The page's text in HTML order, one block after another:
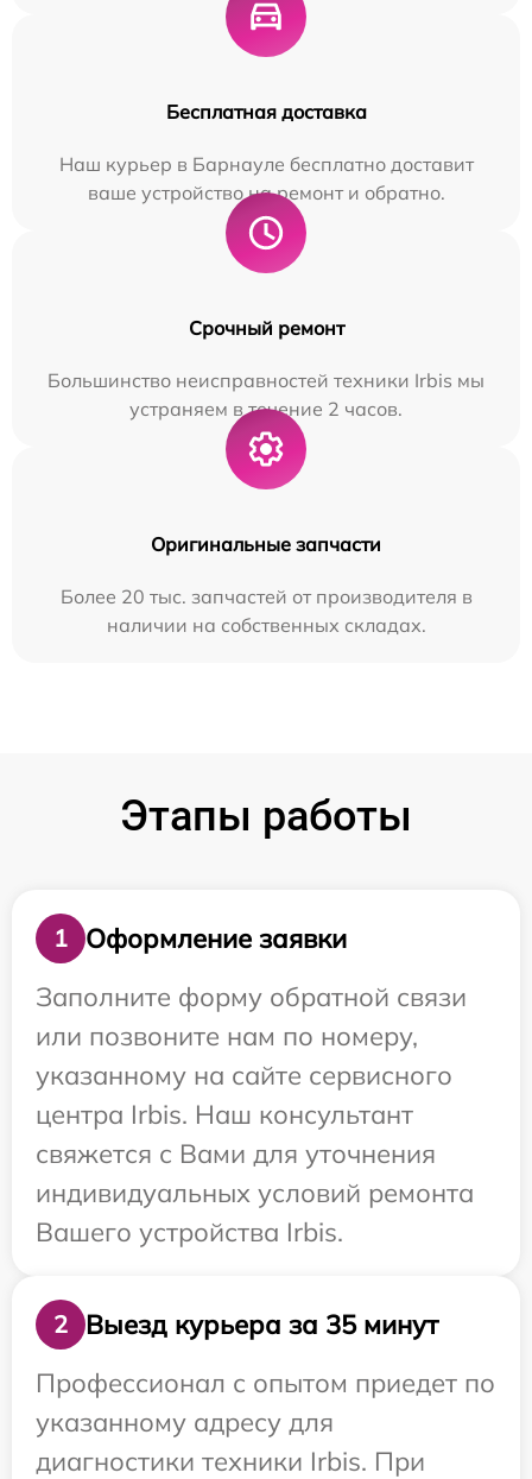
Бесплатная доставка
Наш курьер в Барнауле бесплатно доставит
ваше устройство на ремонт и обратно.
Срочный ремонт
Большинство неисправностей техники Irbis мы
устраняем в течение 2 часов.
Оригинальные запчасти
Более 20 тыс. запчастей от производителя в
наличии на собственных складах.
Этапы работы
1
Оформление заявки
Заполните форму обратной связи
или позвоните нам по номеру,
указанному на сайте сервисного
центра Irbis. Наш консультант
свяжется с Вами для уточнения
индивидуальных условий ремонта
Вашего устройства Irbis.
2
Выезд курьера за 35 минут
Профессионал с опытом приедет по
указанному адресу для
диагностики техники Irbis. При